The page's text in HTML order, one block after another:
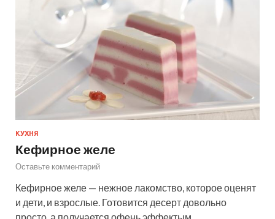
КУХНЯ
Кефирное желе
Оставьте комментарий
Кефирное желе — нежное лакомство, которое оценят
и дети, и взрослые. Готовится десерт довольно